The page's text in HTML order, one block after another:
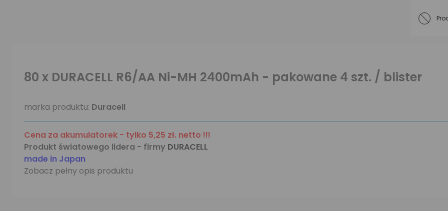
80 x DURACELL R6/AA Ni-MH 2400mAh - pakowane 4 szt. / blister
marka produktu: Duracell
Cena za akumulatorek - tylko 5,25 zł. netto !!!
Produkt światowego lidera - firmy DURACELL
made in Japan
Zobacz pełny opis produktu